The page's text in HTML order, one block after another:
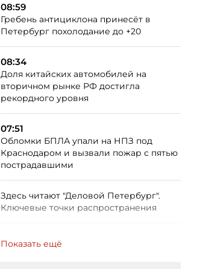
08:59
Гребень антициклона принесёт в
Петербург похолодание до +20
08:34
Доля китайских автомобилей на
вторичном рынке РФ достигла
рекордного уровня
07:51
Обломки БПЛА упали на НПЗ под
Краснодаром и вызвали пожар с пятью
пострадавшими
Здесь читают "Деловой Петербург".
Ключевые точки распространения
Показать ещё